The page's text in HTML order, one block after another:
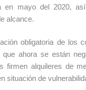
en mayo del 2020,
alcance.
obligatoria de los
que ahora se están
firmen alquileres de
situación de